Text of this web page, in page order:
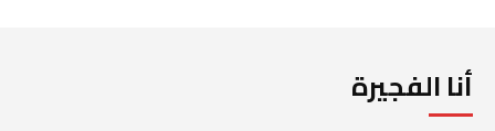
أنا الفجيرة